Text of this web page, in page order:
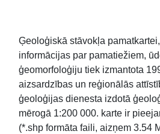
Ģeoloģiskā stāvokļa
informācijas par pamatiežiem,
ģeomorfoloģiju tiek izmantota
aizsardzības un reģionālās
ģeoloģijas dienesta izdotā
mērogā 1:200 000. karte ir
(*.shp formāta faili, aizņem 3.54